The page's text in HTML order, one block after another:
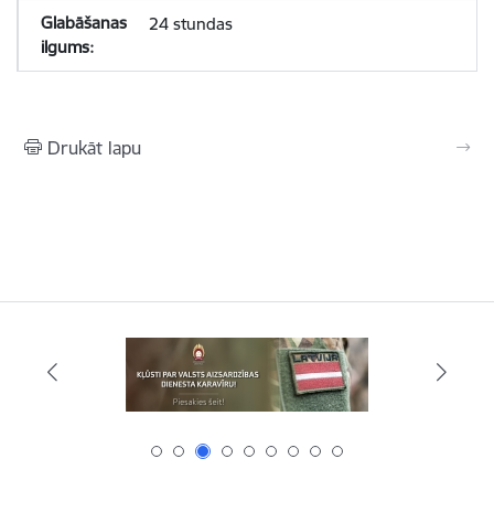
24 stundas
Drukāt lapu